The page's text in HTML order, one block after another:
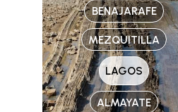
BENAJARAFE
MEZQUITILLA
LAGOS
ALMAYATE